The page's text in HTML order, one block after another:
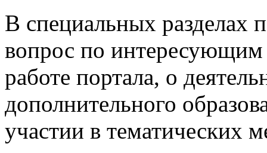
В специальных разделах
вопрос по интересующим
работе портала, о
дополнительного
участии в тематических